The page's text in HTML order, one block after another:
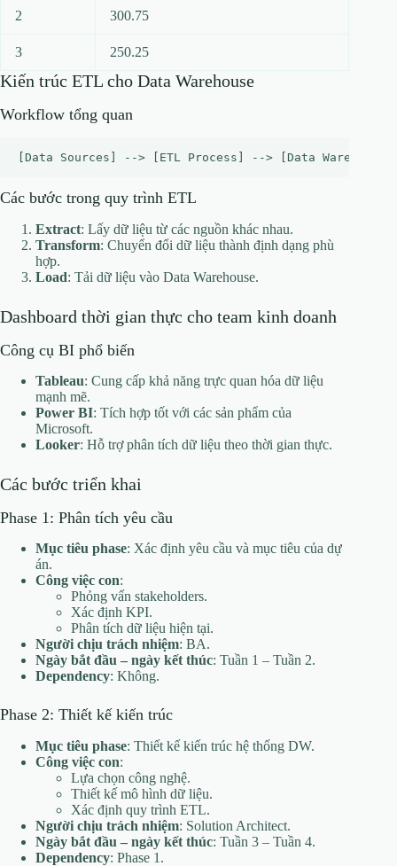
2 300.75
3 250.25
Kiến trúc ETL cho Data Warehouse
Workflow tổng quan
Các bước trong quy trình ETL
Extract: Lấy dữ liệu từ các nguồn khác nhau.
Transform: Chuyển đổi dữ liệu thành định dạng phù
hợp.
Load: Tải dữ liệu vào Data Warehouse.
Dashboard thời gian thực cho team kinh doanh
Công cụ BI phổ biến
Tableau: Cung cấp khả năng trực quan hóa dữ liệu
mạnh mẽ.
Power BI: Tích hợp tốt với các sản phẩm của
Microsoft.
Looker: Hỗ trợ phân tích dữ liệu theo thời gian thực.
Các bước triển khai
Phase 1: Phân tích yêu cầu
Mục tiêu phase: Xác định yêu cầu và mục tiêu của dự
án.
Công việc con:
Phỏng vấn stakeholders.
Xác định KPI.
Phân tích dữ liệu hiện tại.
Người chịu trách nhiệm: BA.
Ngày bắt đầu – ngày kết thúc: Tuần 1 – Tuần 2.
Dependency: Không.
Phase 2: Thiết kế kiến trúc
Mục tiêu phase: Thiết kế kiến trúc hệ thống DW.
Công việc con:
Lựa chọn công nghệ.
Thiết kế mô hình dữ liệu.
Xác định quy trình ETL.
Người chịu trách nhiệm: Solution Architect.
Ngày bắt đầu – ngày kết thúc: Tuần 3 – Tuần 4.
Dependency: Phase 1.